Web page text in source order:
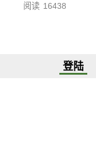
阅读 16438
登陆